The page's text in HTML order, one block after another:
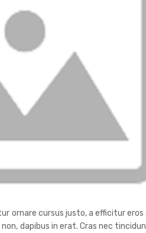
cursus justo, a efficitur eros
dapibus in erat. Cras nec